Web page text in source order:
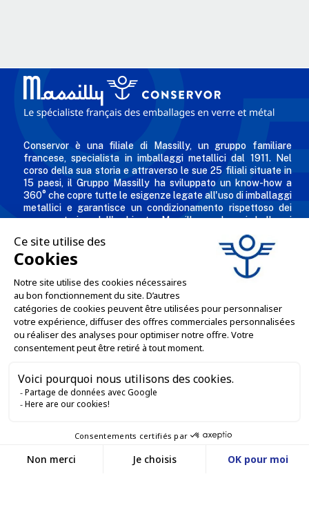
Conservor è una filiale di Massilly, un gruppo familiare
francese, specialista in imballaggi metallici dal 1911. Nel
corso della sua storia e attraverso le sue 25 filiali situate in
15 paesi, il Gruppo Massilly ha sviluppato un know-how a
360° che copre tutte le esigenze legate all'uso di imballaggi
metallici e garantisce un condizionamento rispettoso dei
consumatori e dell'ambiente. Massilly produce imballaggi
metallici riciclabili - come tappi twist-off, scatole per
conserve, aerosol, imballaggi industriali, scatole decorate e
personalizzate per i professionisti dell'industria alimentare,
L'AZIENDA
LE NOSTRE OFFERTE
SERVIZI DI VENDITA ONLINE
RESTIAMO IN CONTATTO